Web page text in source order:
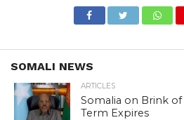
SOMALI NEWS
ARTICLES
Somalia on Brink of
Term Expires